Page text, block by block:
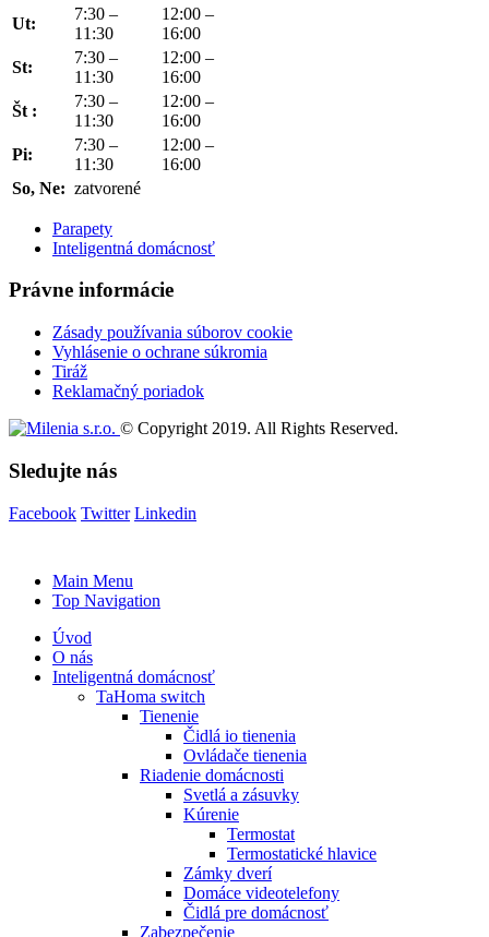
Ut:
7:30 –
11:30
12:00 –
16:00
St:
7:30 –
11:30
12:00 –
16:00
Št :
7:30 –
11:30
12:00 –
16:00
Pi:
7:30 –
11:30
12:00 –
16:00
So, Ne: zatvorené
Parapety
Inteligentná domácnosť
Právne informácie
Zásady používania súborov cookie
Vyhlásenie o ochrane súkromia
Tiráž
Reklamačný poriadok
© Copyright 2019. All Rights Reserved.
Sledujte nás
Facebook Twitter Linkedin
Main Menu
Top Navigation
Úvod
O nás
Inteligentná domácnosť
TaHoma switch
Tienenie
Čidlá io tienenia
Ovládače tienenia
Riadenie domácnosti
Svetlá a zásuvky
Kúrenie
Termostat
Termostatické hlavice
Zámky dverí
Domáce videotelefony
Čidlá pre domácnosť
Zabezpečenie